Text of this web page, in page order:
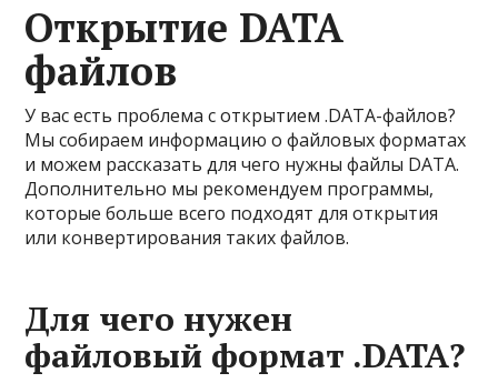
Открытие DATA
файлов
У вас есть проблема с открытием .DATA-файлов?
Мы собираем информацию о файловых форматах
и можем рассказать для чего нужны файлы DATA.
Дополнительно мы рекомендуем программы,
которые больше всего подходят для открытия
или конвертирования таких файлов.
Для чего нужен
файловый формат .DATA?